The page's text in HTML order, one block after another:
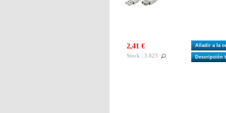
2,41 €
Stock : 3.823
Añadir a la
Descripción